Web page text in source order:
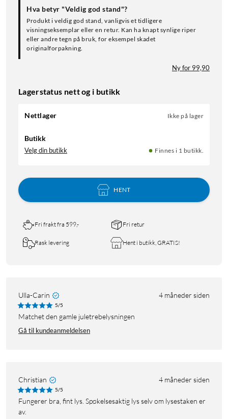
Hva betyr "Veldig god stand"?
Produkt i veldig god stand, vanligvis et tidligere
visningseksemplar eller en retur. Kan ha knapt synlige riper
eller andre tegn på bruk, for eksempel skadet
originalforpakning.
Ny for 99,90
Lagerstatus nett og i butikk
Nettlager Ikke på lager
Butikk
Velg din butikk Finnes i 1 butikk.
HENT
Fri frakt fra 599,- Fri retur
Rask levering Hent i butikk, GRATIS!
Ulla-Carin 4 måneder siden
5/5
Matchet den gamle juletrebelysningen
Gå til kundeanmeldelsen
Christian 4 måneder siden
5/5
Fungerer bra, fint lys. Spøkelsesaktig lys selv om lysestaken er
av.